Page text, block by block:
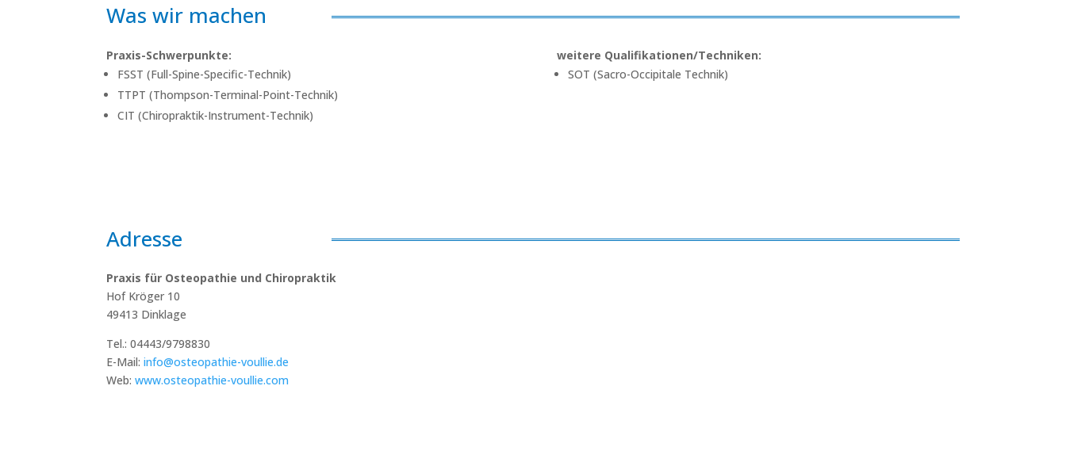
Was wir machen
Praxis-Schwerpunkte:
FSST (Full-Spine-Specific-Technik)
TTPT (Thompson-Terminal-Point-Technik)
CIT (Chiropraktik-Instrument-Technik)
weitere Qualifikationen/Techniken:
SOT (Sacro-Occipitale Technik)
Adresse
Praxis für Osteopathie und Chiropraktik
Hof Kröger 10
49413 Dinklage
Tel.: 04443/9798830
E-Mail: info@osteopathie-voullie.de
Web: www.osteopathie-voullie.com